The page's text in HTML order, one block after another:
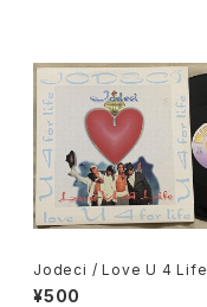
Jodeci / Love U 4 Life
¥500